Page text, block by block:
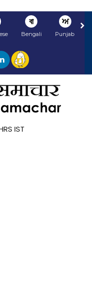
বা
Bengali
ਅ
Punjabi
IST